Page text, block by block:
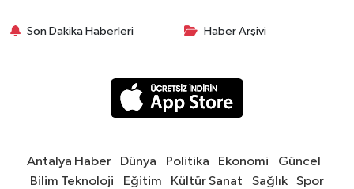
Son Dakika Haberleri Haber Arşivi
Antalya Haber Dünya Politika Ekonomi
Güncel
Bilim Teknoloji
Eğitim Kültür Sanat Sağlık Spor